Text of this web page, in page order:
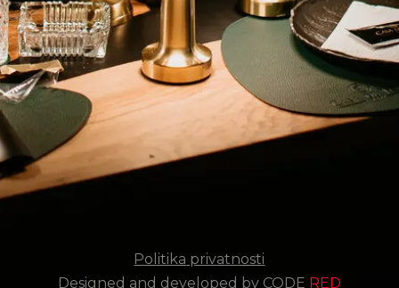
Designed and developed by CODE RED
Politika privatnosti